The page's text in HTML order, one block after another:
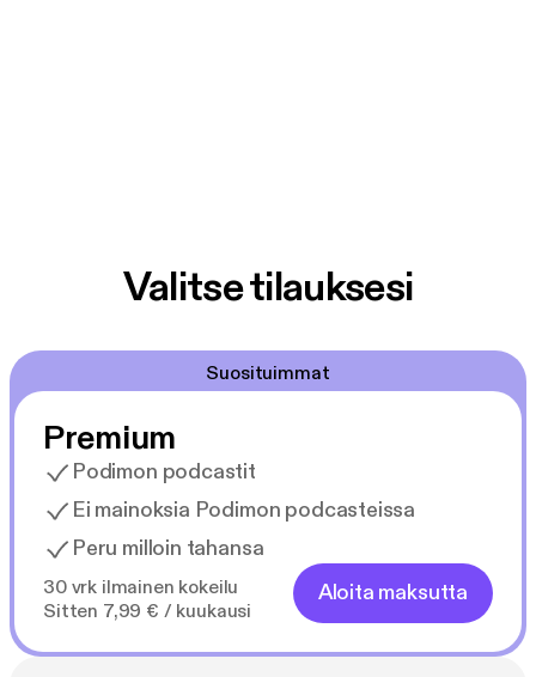
Valitse tilauksesi
Suosituimmat
Premium
Podimon podcastit
Ei mainoksia Podimon podcasteissa
Peru milloin tahansa
30 vrk ilmainen kokeilu
Sitten 7,99 € / kuukausi
Aloita maksutta